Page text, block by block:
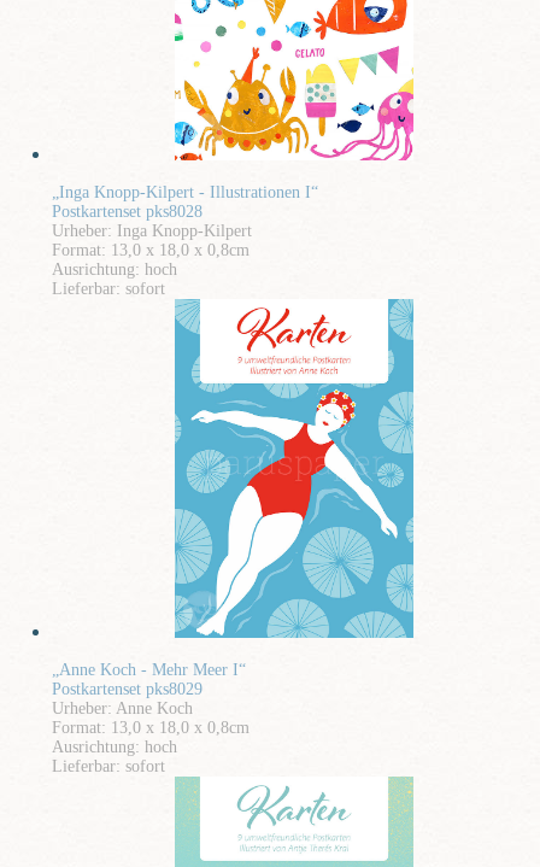
„Inga Knopp-Kilpert - Illustrationen I“
Postkartenset pks8028
Urheber: Inga Knopp-Kilpert
Format: 13,0 x 18,0 x 0,8cm
Ausrichtung: hoch
Lieferbar: sofort
„Anne Koch - Mehr Meer I“
Postkartenset pks8029
Urheber: Anne Koch
Format: 13,0 x 18,0 x 0,8cm
Ausrichtung: hoch
Lieferbar: sofort